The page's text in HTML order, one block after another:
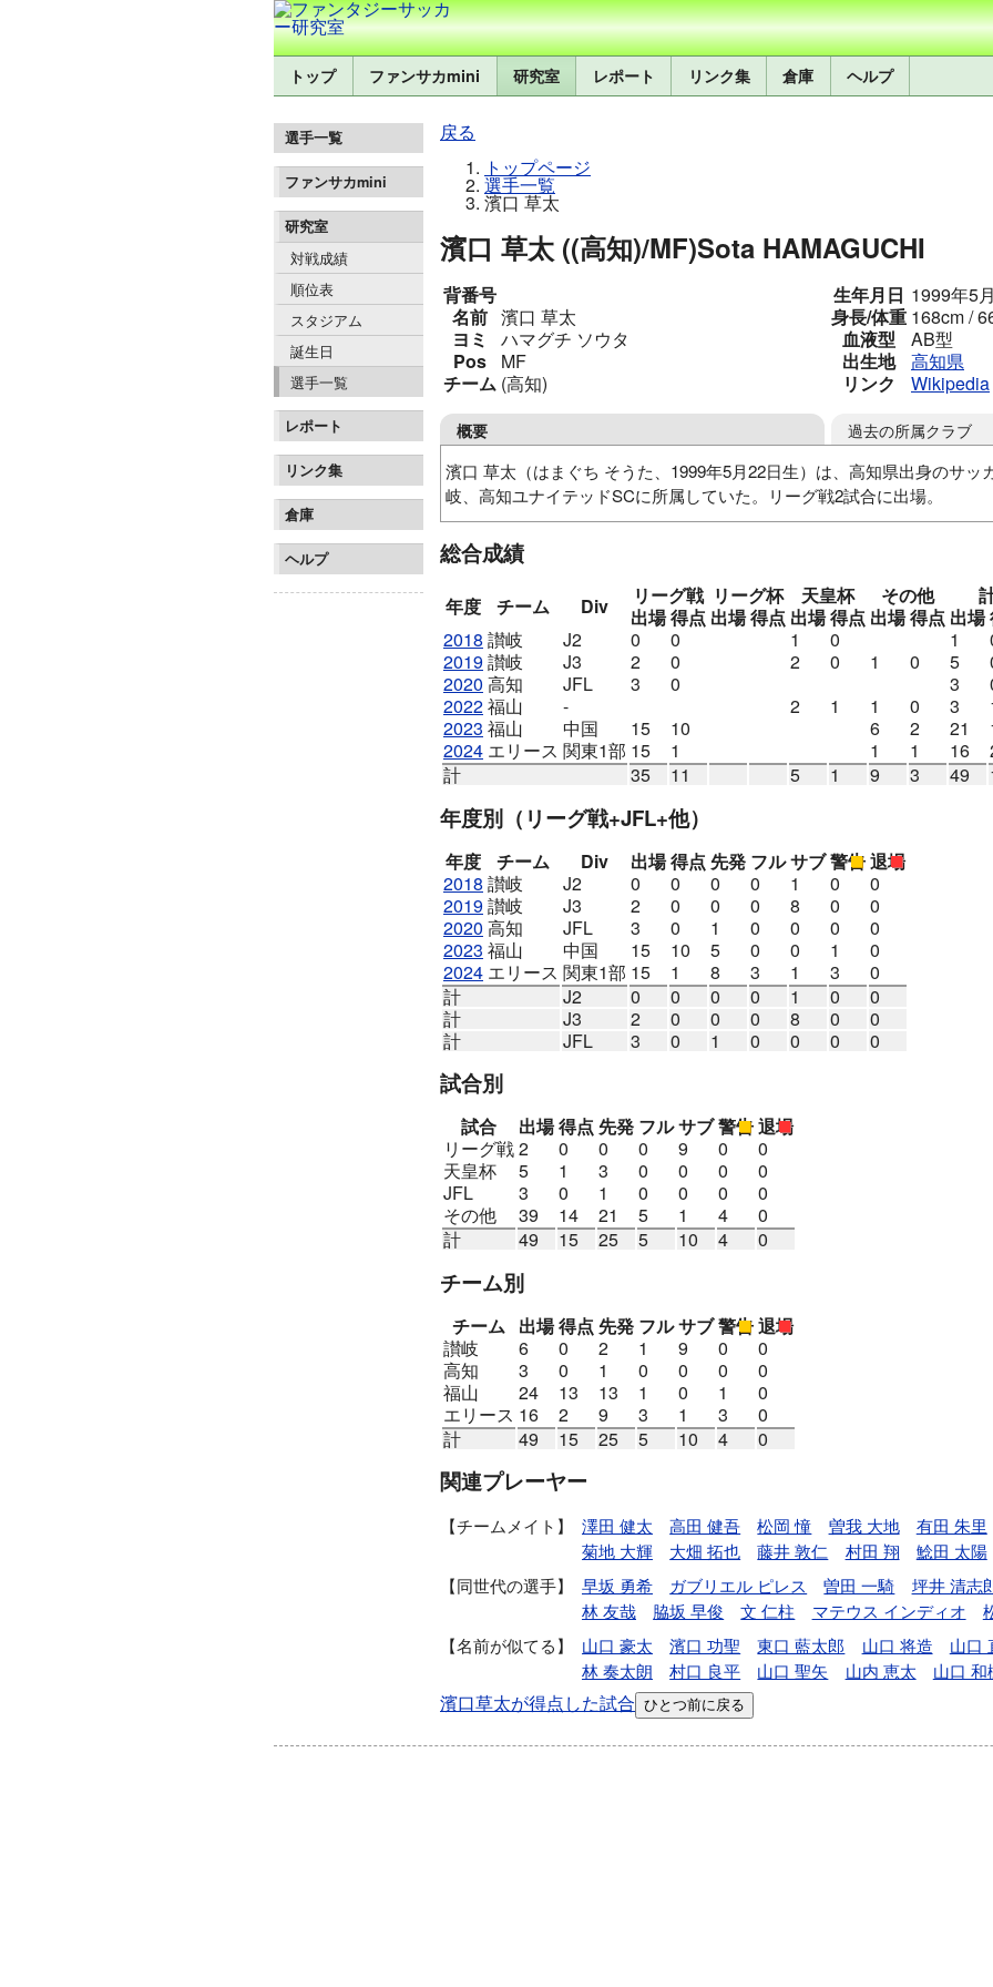
トップ ファンサカmini 研究室 レポート リンク集 倉庫 ヘルプ
選手一覧
ファンサカmini
研究室
対戦成績
順位表
スタジアム
誕生日
選手一覧
レポート
リンク集
倉庫
ヘルプ
戻る
トップページ
選手一覧
濱口 草太
濱口 草太 ((高知)/MF)Sota HAMAGUCHI
背番号
名前 濱口 草太
ヨミ
ハマグチ ソウタ
Pos
MF
チーム (高知)
生年月日 1999年5
身長/体重 168cm /
血液型
AB型
出生地
高知県
リンク
Wikipedia
概要
濱口 草太（はまぐち そうた、1999年5月22日生）は、高知県出身のサッ
岐、高知ユナイテッドSCに所属していた。リーグ戦2試合に出場。
過去の所属クラブ
福山シティFC
総合成績
年度 チーム Div リーグ戦 リーグ杯 天皇杯 その他
出場得点 出場得点 出場得点 出場得点 出場
2018 讃岐 J2 0 0 1 0 1
2019讃岐 J3 2 0 2 0 1 0 5
2020 高知 JFL 3 0 3
2022福山 - 2 1 1 0 3
2023 福山 中国 15 10 6 2 21
2024 エリース 関東1部 15 1 1 1 16
計
35 11 5 1 9 3 49
年度別 （リーグ戦+JFL+他）
年度 チーム Div 出場得点 先発 フルサブ警告退場
2018 讃岐 J2 0 0 0 0 1 0
0
2019讃岐 J3 2 0 0 0 8 0
0
2020 高知 JFL 3 0 1 0 0 0
0
2023 福山 中国 15 10 5 0 0 1
0
2024 エリース 関東1部 15 1 8 3 1 3
0
計
J2 0 0 0 0 1 0
0
計
J3 2 0 0 0 8 0
0
計
JFL 3 0 1 0 0 0 0
試合別
試合 出場得点 先発 フルサブ警告退場
リーグ戦2 0 0 0 9 0
0
天皇杯
5 1 3 0 0 0
0
JFL
3 0 1 0 0 0
0
その他
39 14 21 5 1 4
0
計
49 15 25 5 10 4 0
チーム別
チーム 出場得点 先発 フルサブ警告退場
讃岐
6 0 2 1 9 0
0
高知
3 0 1 0 0 0
0
福山
24 13 13 1 0 1
0
エリース 16 2 9 3 1 3
0
計
49 15 25 5 10 4 0
関連プレーヤー
チームメイト 澤田 健太 高田 健吾 松岡 憧 曽我 大地 有田 朱里
菊地 大輝
大畑 拓也 藤井 敦仁 村田 翔
鯰田 太陽
同世代の選手
早坂 勇希 ガブリエル ピレス 曽田 一騎 坪井 清志
林 友哉
脇坂 早俊 文 仁柱 マテウス インディオ
名前が似てる
山口 豪太 濱口 功聖 東口 藍太郎 山口 将造 山口
林 奏太朗
村口 良平 山口 聖矢 山内 恵太 山口 和
濱口草太が得点した試合 ひとつ前に戻る